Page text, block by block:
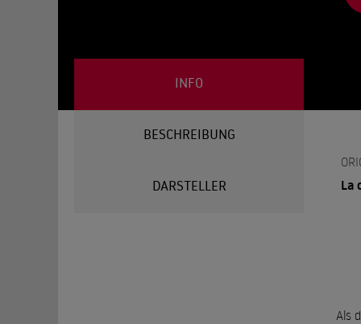
INFO
BESCHREIBUNG
DARSTELLER La
Als